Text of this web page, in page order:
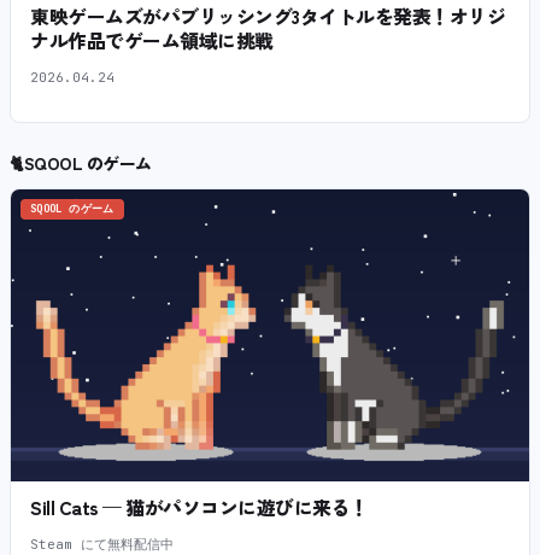
東映ゲームズがパブリッシング3タイトルを発表！オリジ
ナル作品でゲーム領域に挑戦
2026.04.24
🐈SQOOL のゲーム
SQOOL のゲーム
Sill Cats — 猫がパソコンに遊びに来る！
Steam にて無料配信中